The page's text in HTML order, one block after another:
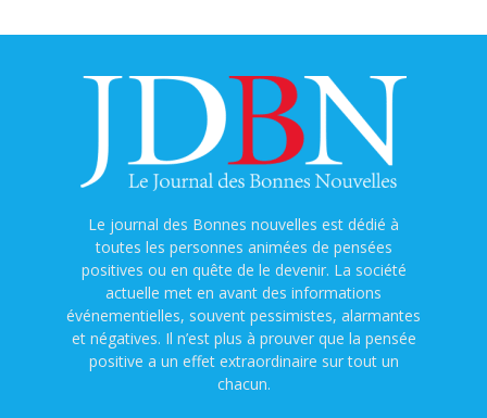
Le journal des Bonnes nouvelles est dédié à
toutes les personnes animées de pensées
positives ou en quête de le devenir. La société
actuelle met en avant des informations
événementielles, souvent pessimistes, alarmantes
et négatives. Il n’est plus à prouver que la pensée
positive a un effet extraordinaire sur tout un
chacun.